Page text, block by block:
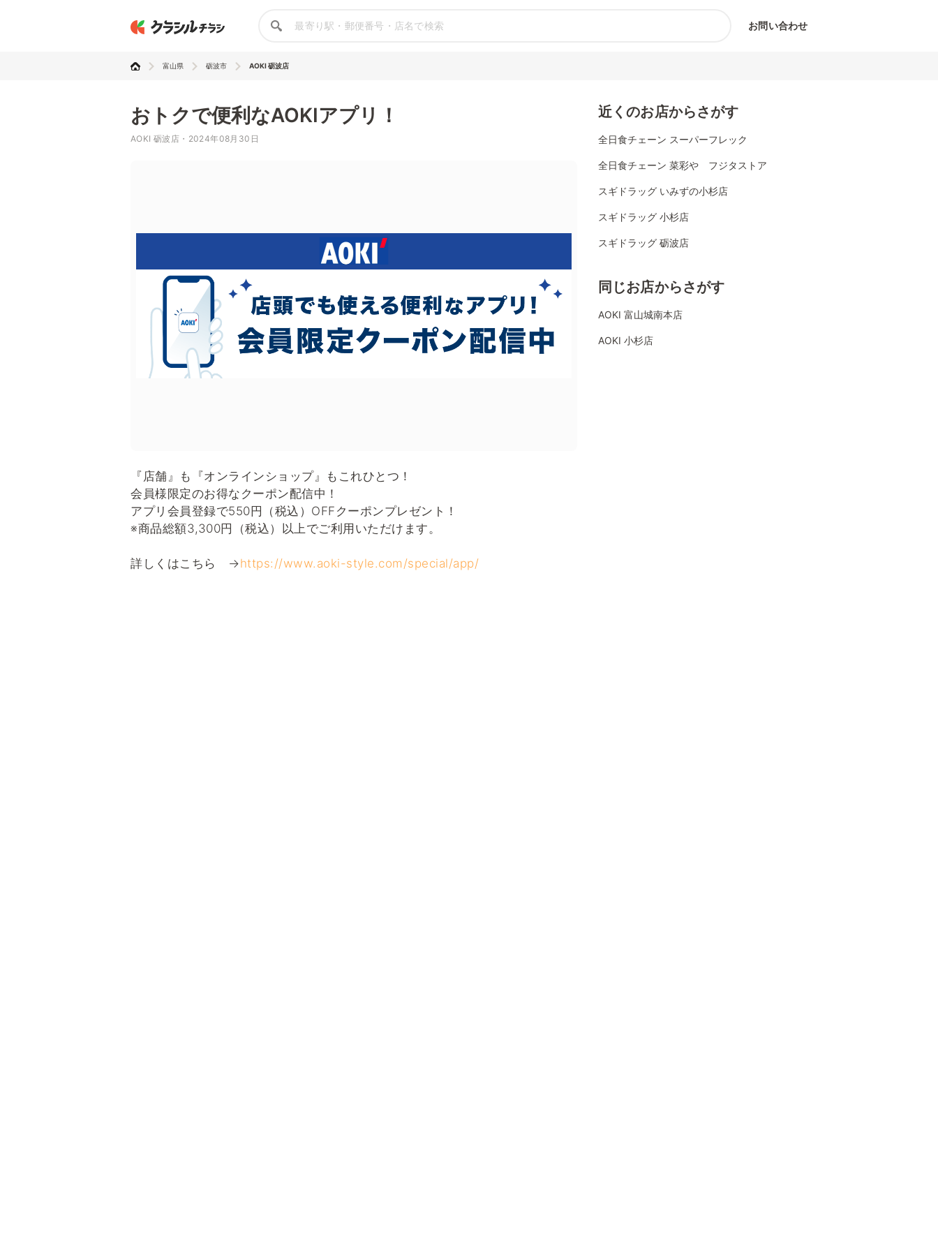
お問い合わせ
富山県 砺波市 AOKI 砺波店
おトクで便利なAOKIアプリ！
AOKI 砺波店・2024年08月30日
『店舗』も『オンラインショップ』もこれひとつ！
会員様限定のお得なクーポン配信中！
アプリ会員登録で550円（税込）OFFクーポンプレゼント！
※商品総額3,300円（税込）以上でご利用いただけます。
詳しくはこちら →https://www.aoki-style.com/special/app/
近くのお店からさがす
全日食チェーン スーパーフレック
全日食チェーン 菜彩や フジタストア
スギドラッグ いみずの小杉店
スギドラッグ 小杉店
スギドラッグ 砺波店
同じお店からさがす
AOKI 富山城南本店
AOKI 小杉店